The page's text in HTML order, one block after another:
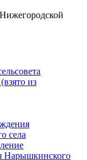
из
села
Нарышкинского